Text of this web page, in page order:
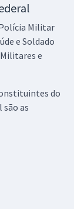
Militar
e Soldado
e
do
as